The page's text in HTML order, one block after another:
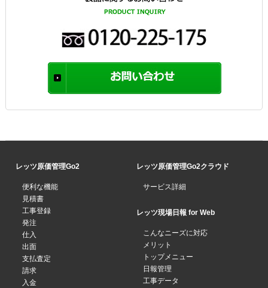
レッツ原価管理Go2
便利な機能
見積書
工事登録
発注
仕入
出面
支払査定
請求
入金
レッツ原価管理Go2クラウド
サービス詳細
レッツ現場日報 for Web
こんなニーズに対応
メリット
トップメニュー
日報管理
工事データ